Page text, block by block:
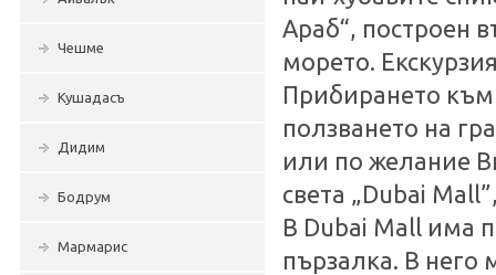
Чешме
Кушадасъ
Дидим
Бодрум
Мармарис
Араб“, построен
морето.
Прибирането
ползването на
или по желание
света „Dubai
В Dubai Mall има
пързалка. В него